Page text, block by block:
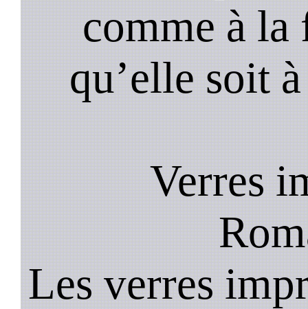
comme à
qu’elle soit
Verres
Les verres